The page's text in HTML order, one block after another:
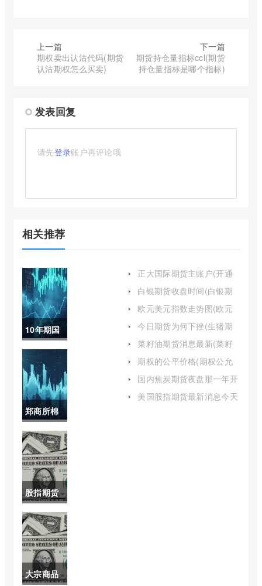
上一篇
期权卖出认沽代码(期货
认沽期权怎么买卖)
下一篇
期货持仓量指标ccl(期货
持仓量指标是哪个指标)
发表回复
请先登录账户再评论哦
相关推荐
10年期国
债期货合
约交易代
码(我国10
期国债期
货合约代
码为f)
郑商所棉
花期货实
时价格(郑
商所棉花
期货合约)
股指期货
为啥没有
消息(股指
期货还会
放开吗)
大宗商品
正大国际期货主账户(开通
正大国际期货账户的流程)
白银期货收盘时间(白银期
货晚上几点停盘)
欧元美元指数走势图(欧元
指数实时行情走势图)
今日期货为何下挫(生猪期
货为何突然大幅下挫)
菜籽油期货消息最新(菜籽
油期货消息最新报道)
期权的公平价格(期权公允
价格是什么)
国内焦炭期货夜盘那一年开
始(焦炭期货交易时间)
美国股指期货最新消息今天